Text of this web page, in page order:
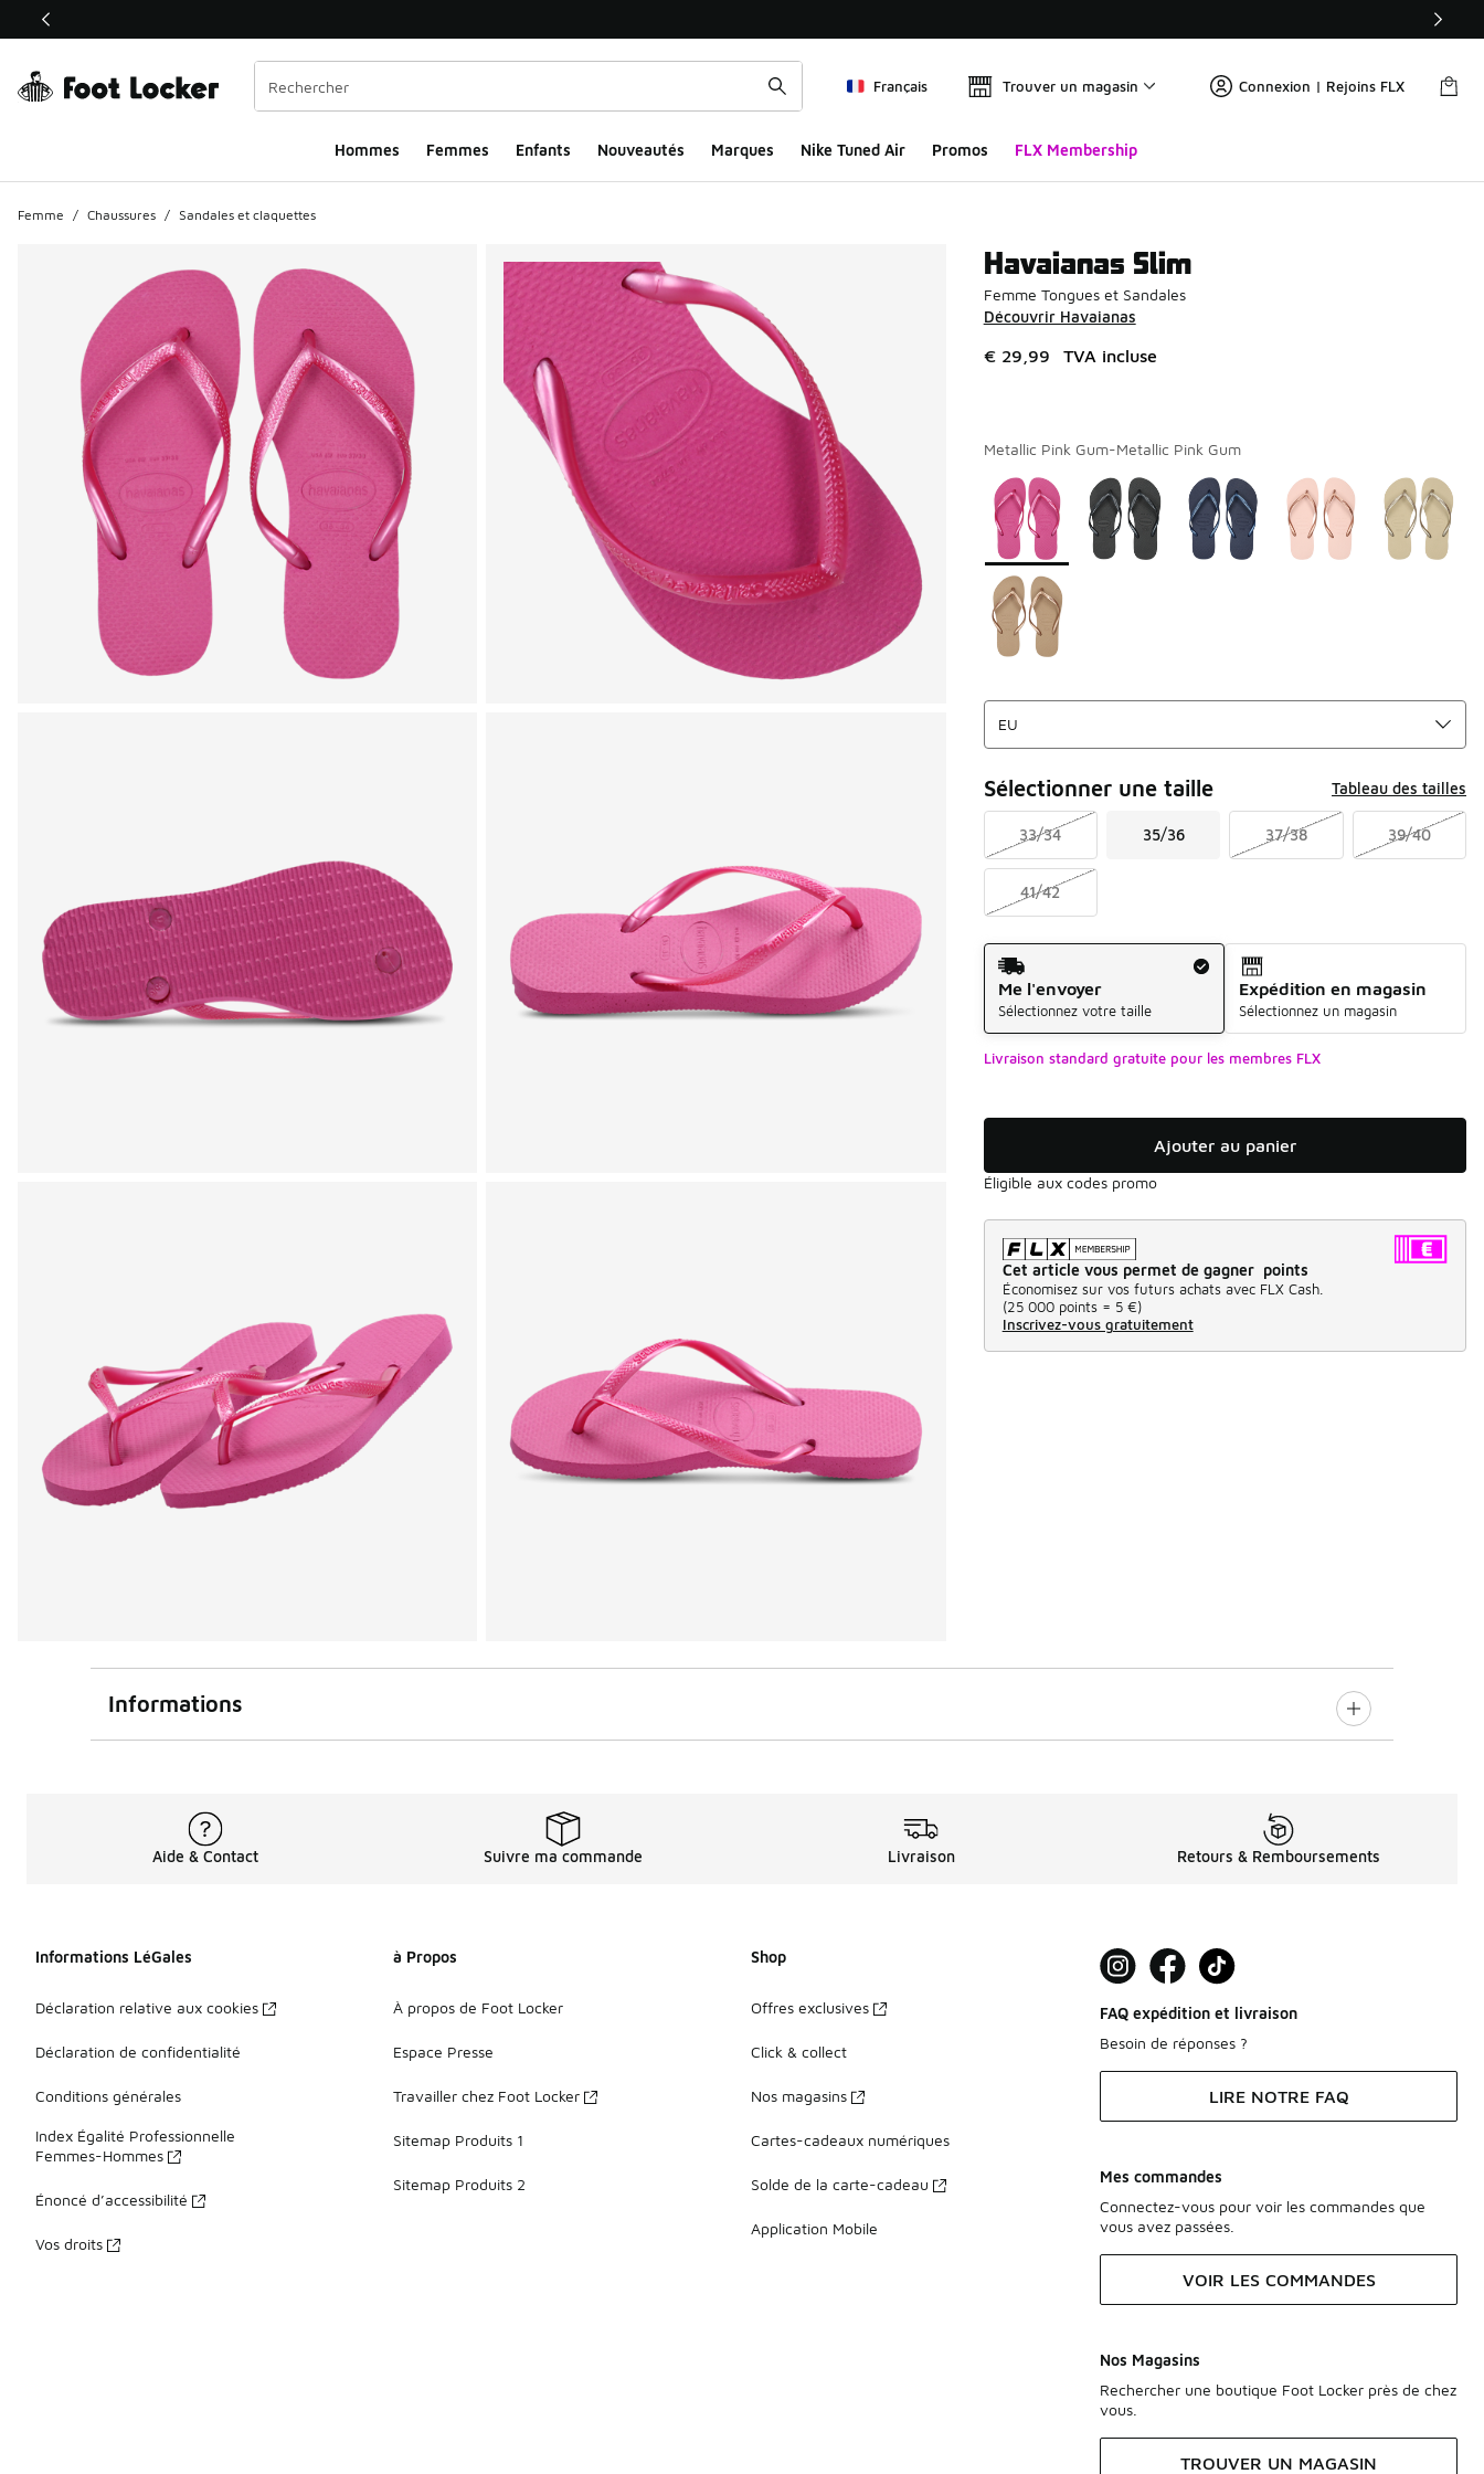
Ce lien ouvrira une nouvelle fenêtre
Français Trouver un magasin Connexion | Rejoins FLX
Hommes​ Femmes Enfants Nouveautés Marques Nike Tuned Air Promos FLX Membership
Femme / Chaussures / Sandales et claquettes
Havaianas Slim
Femme Tongues et Sandales
Découvrir Havaianas
€ 29,99 TVA incluse
Metallic Pink Gum-Metallic Pink Gum
Page 1 sur 1 affichant 1 à 6 des 6 couleurs.
Merci de sélectionner un style*
Sélectionner une taille Tableau des tailles
33/34 35/36 37/38 39/40
41/42
Mode d'expédition
Me l'envoyer
Sélectionnez votre taille
Expédition en magasin
Sélectionnez un magasin
Livraison standard gratuite pour les membres FLX
Ajouter au panier
Éligible aux codes promo
Cet article vous permet de gagner points
Économisez sur vos futurs achats avec FLX Cash.
(25 000 points = 5 €)
Inscrivez-vous gratuitement
Informations
Aide & Contact Suivre ma commande Livraison Retours & Remboursements
Informations LéGales
Déclaration relative aux cookies
Déclaration de confidentialité
Conditions générales
Index Égalité Professionnelle
Femmes-Hommes
Énoncé d’accessibilité
Vos droits
à Propos
À propos de Foot Locker
Espace Presse
Travailler chez Foot Locker
Sitemap Produits 1
Sitemap Produits 2
Shop
Offres exclusives
Click & collect
Nos magasins
Cartes-cadeaux numériques
Solde de la carte-cadeau
Application Mobile
FAQ expédition et livraison
Besoin de réponses ?
LIRE NOTRE FAQ
Mes commandes
Connectez-vous pour voir les commandes que
vous avez passées.
VOIR LES COMMANDES
Nos Magasins
Rechercher une boutique Foot Locker près de chez
vous.
TROUVER UN MAGASIN